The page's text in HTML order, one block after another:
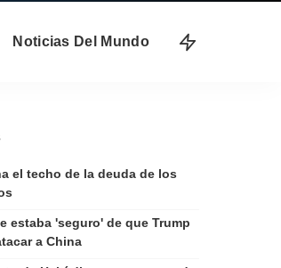
Noticias Del Mundo
el techo de la deuda de los
estaba 'seguro' de que Trump
a China